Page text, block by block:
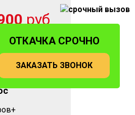
руб
ОТКАЧКА СРОЧНО
ЗАКАЗАТЬ ЗВОНОК